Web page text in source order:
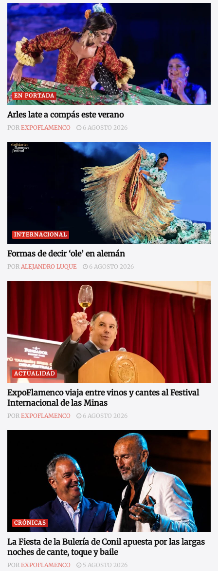
EN PORTADA
Arles late a compás este verano
POR EXPOFLAMENCO 6 AGOSTO 2026
INTERNACIONAL
Formas de decir ‘ole’ en alemán
POR ALEJANDRO LUQUE 6 AGOSTO 2026
ACTUALIDAD
ExpoFlamenco viaja entre vinos y cantes al Festival
Internacional de las Minas
POR EXPOFLAMENCO 6 AGOSTO 2026
CRÓNICAS
La Fiesta de la Bulería de Conil apuesta por las largas
noches de cante, toque y baile
POR EXPOFLAMENCO 5 AGOSTO 2026